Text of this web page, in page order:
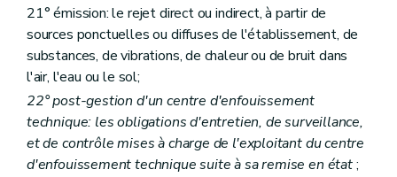
21° émission: le rejet direct ou indirect, à partir de
sources ponctuelles ou diffuses de l'établissement, de
substances, de vibrations, de chaleur ou de bruit dans
l'air, l'eau ou le sol;
22° post-gestion d'un centre d'enfouissement
technique: les obligations d'entretien, de surveillance,
et de contrôle mises à charge de l'exploitant du centre
d'enfouissement technique suite à sa remise en état;